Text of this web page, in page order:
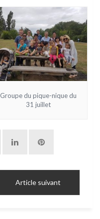
Groupe du pique-nique du
31 juillet
Article suivant